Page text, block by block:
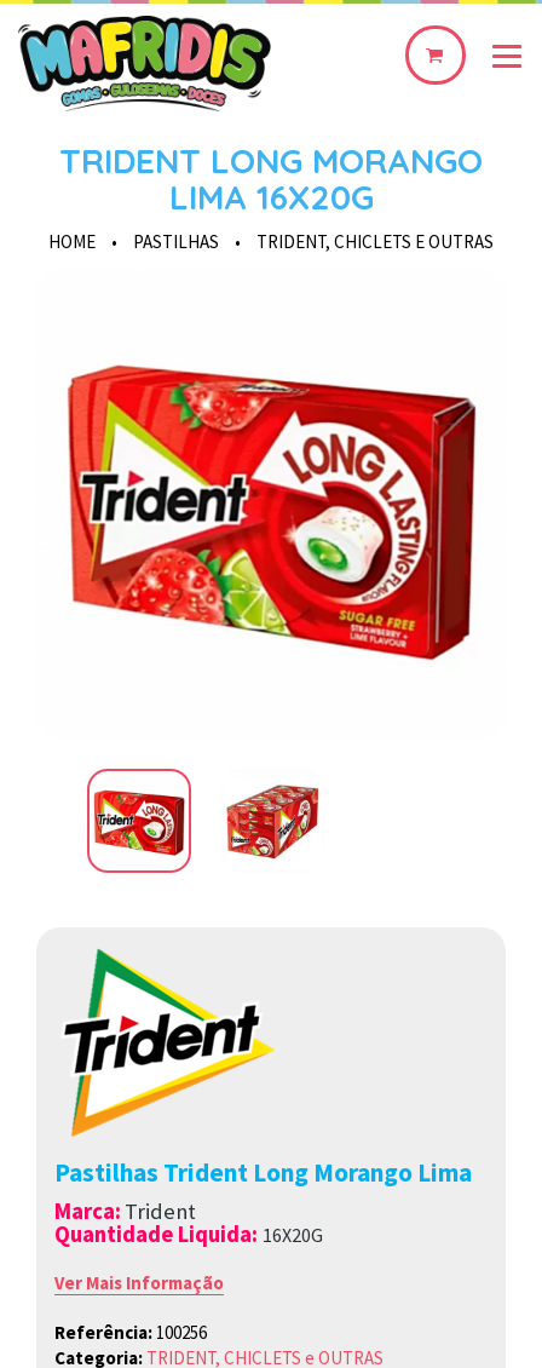
0
TRIDENT LONG MORANGO
LIMA 16X20G
HOME • PASTILHAS • TRIDENT, CHICLETS E OUTRAS
Pastilhas Trident Long Morango Lima
Marca: Trident
Quantidade Liquida: 16X20G
Ver Mais Informação
Referência: 100256
Categoria: TRIDENT, CHICLETS e OUTRAS